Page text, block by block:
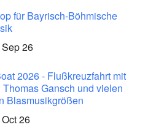
für Bayrisch-Böhmische
26
2026 - Flußkreuzfahrt mit
Thomas Gansch und vielen
Blasmusikgrößen
26